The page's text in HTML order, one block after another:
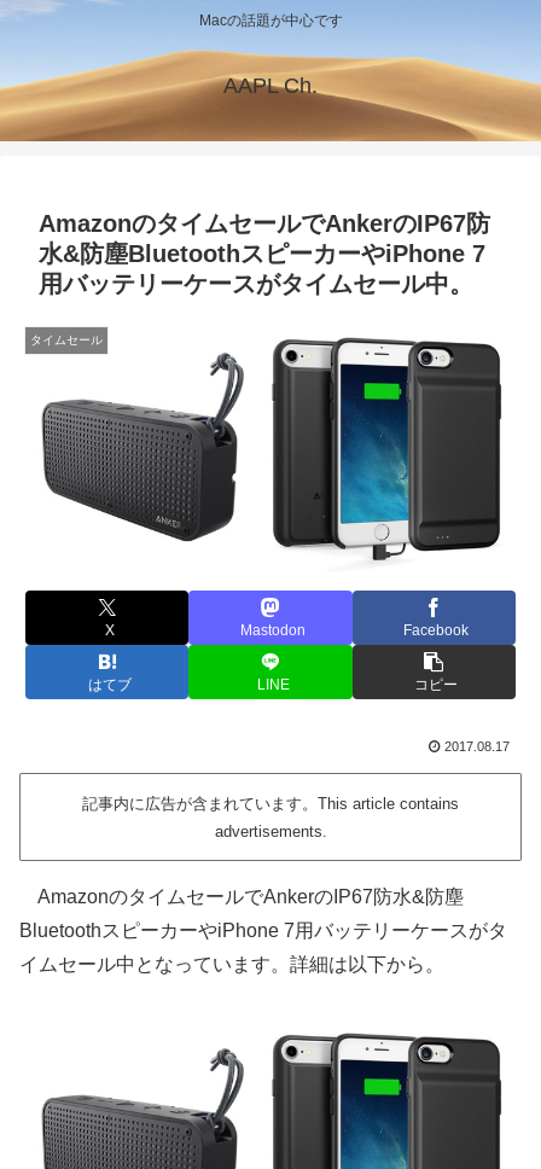
Macの話題が中心です
AAPL Ch.
AmazonのタイムセールでAnkerのIP67防
水&防塵BluetoothスピーカーやiPhone 7
用バッテリーケースがタイムセール中。
タイムセール
X Mastodon Facebook
はてブ LINE コピー
2017.08.17
記事内に広告が含まれています。This article contains
advertisements.
AmazonのタイムセールでAnkerのIP67防水&防塵
BluetoothスピーカーやiPhone 7用バッテリーケースがタ
イムセール中となっています。詳細は以下から。